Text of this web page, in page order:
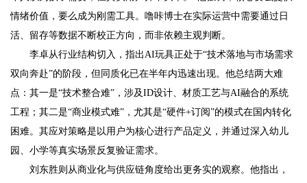
情绪价值，要么成为刚需工具。噜咔博士在实际运营中需要通过日
活、留存等数据不断校正方向，而非依赖主观判断。
李卓从行业结构切入，指出AI玩具正处于“技术落地与市场需求
双向奔赴”的阶段，但同质化已在半年内迅速出现。他总结两大难
点：其一是“技术整合难”，涉及ID设计、材质工艺与AI融合的系统
工程；其二是“商业模式难”，尤其是“硬件+订阅”的模式在国内转化
困难。其应对策略是以用户为核心进行产品定义，并通过深入幼儿
园、小学等真实场景反复验证需求。
刘东胜则从商业化与供应链角度给出更务实的观察。他指出，